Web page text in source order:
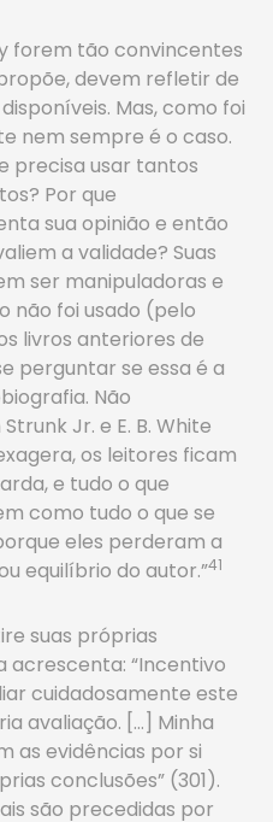
forem tão convincentes
devem refletir de
Mas, como foi
nem sempre é o caso.
precisa usar tantos
Por que
sua opinião e então
a validade? Suas
ser manipuladoras e
não foi usado (pelo
livros anteriores de
perguntar se essa é a
Não
Jr. e E. B. White
os leitores ficam
e tudo o que
como tudo o que se
eles perderam a
equilíbrio do autor.”41
suas próprias
acrescenta: “Incentivo
cuidadosamente este
avaliação. […] Minha
as evidências por si
conclusões­” (301).
são precedidas por